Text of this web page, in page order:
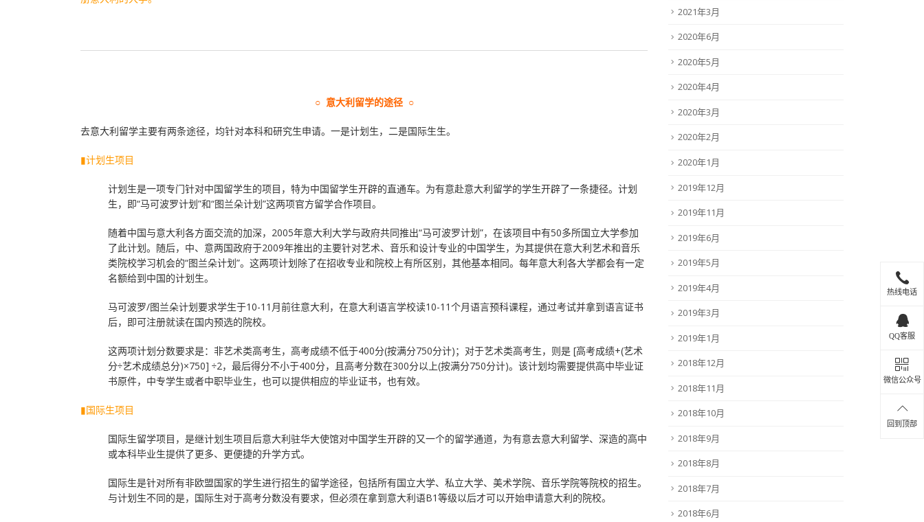
○ 意大利留学的途径 ○
去意大利留学主要有两条途径，均针对本科和研究生申请。一是计划生，二是国际生生。
▮计划生项目
计划生是一项专门针对中国留学生的项目，特为中国留学生开辟的直通车。为有意赴意大利留学的学生开辟了一条捷径。计划
生，即“马可波罗计划”和“图兰朵计划”这两项官方留学合作项目。
随着中国与意大利各方面交流的加深，2005年意大利大学与政府共同推出“马可波罗计划”，在该项目中有50多所国立大学参加
了此计划。随后，中、意两国政府于2009年推出的主要针对艺术、音乐和设计专业的中国学生，为其提供在意大利艺术和音乐
类院校学习机会的“图兰朵计划”。这两项计划除了在招收专业和院校上有所区别，其他基本相同。每年意大利各大学都会有一定
名额给到中国的计划生。
马可波罗/图兰朵计划要求学生于10-11月前往意大利，在意大利语言学校读10-11个月语言预科课程，通过考试并拿到语言证书
后，即可注册就读在国内预选的院校。
这两项计划分数要求是：非艺术类高考生，高考成绩不低于400分(按满分750分计)；对于艺术类高考生，则是 [高考成绩+(艺术
分÷艺术成绩总分)×750] ÷2，最后得分不小于400分，且高考分数在300分以上(按满分750分计)。该计划均需要提供高中毕业证
书原件，中专学生或者中职毕业生，也可以提供相应的毕业证书，也有效。
▮国际生项目
国际生留学项目，是继计划生项目后意大利驻华大使馆对中国学生开辟的又一个的留学通道，为有意去意大利留学、深造的高中
或本科毕业生提供了更多、更便捷的升学方式。
国际生是针对所有非欧盟国家的学生进行招生的留学途径，包括所有国立大学、私立大学、美术学院、音乐学院等院校的招生。
与计划生不同的是，国际生对于高考分数没有要求，但必须在拿到意大利语B1等级以后才可以开始申请意大利的院校。
热线电话
QQ客服
微信公众号
回到顶部
2021年3月
2020年6月
2020年5月
2020年4月
2020年3月
2020年2月
2020年1月
2019年12月
2019年11月
2019年6月
2019年5月
2019年4月
2019年3月
2019年1月
2018年12月
2018年11月
2018年10月
2018年9月
2018年8月
2018年7月
2018年6月